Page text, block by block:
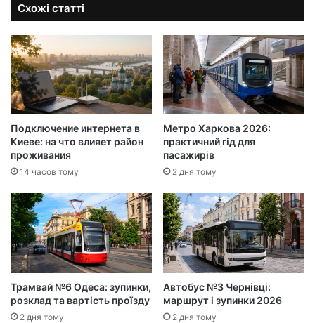
Схожі статті
Подключение интернета в
Киеве: на что влияет район
проживания
14 часов тому
Метро Харкова 2026:
практичний гід для
пасажирів
2 дня тому
Трамвай №6 Одеса: зупинки,
розклад та вартість проїзду
2 дня тому
Автобус №3 Чернівці:
маршрут і зупинки 2026
2 дня тому